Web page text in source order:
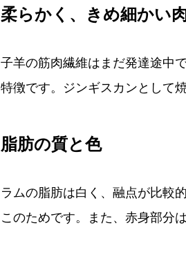
柔らかく、きめ細かい
子羊の筋肉繊維はまだ発達途中
特徴です。ジンギスカンとして
脂肪の質と色
ラムの脂肪は白く、融点が比較
このためです。また、赤身部分